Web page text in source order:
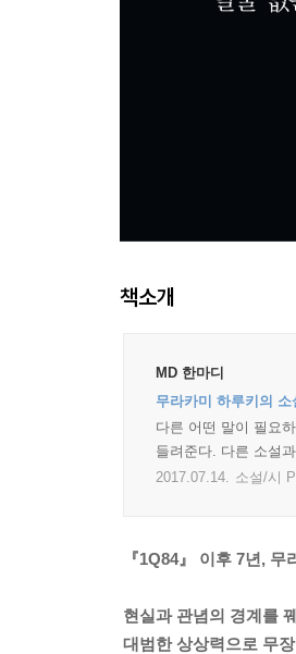
책소개
MD 한마디
무라카미 하루키의 소
다른 어떤 말이 필요
들려준다. 다른 소설
2017.07.14. 소설/시
『1Q84』 이후 7년,
현실과 관념의 경계를
대범한 상상력으로 무